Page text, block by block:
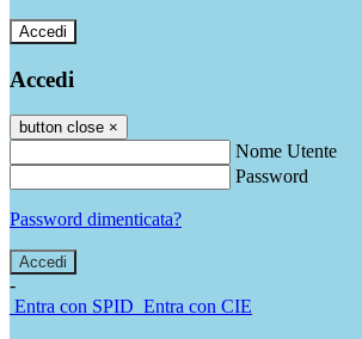
Accedi
Accedi
button close ×
Nome Utente
Password
Password dimenticata?
-
Entra con SPID Entra con CIE